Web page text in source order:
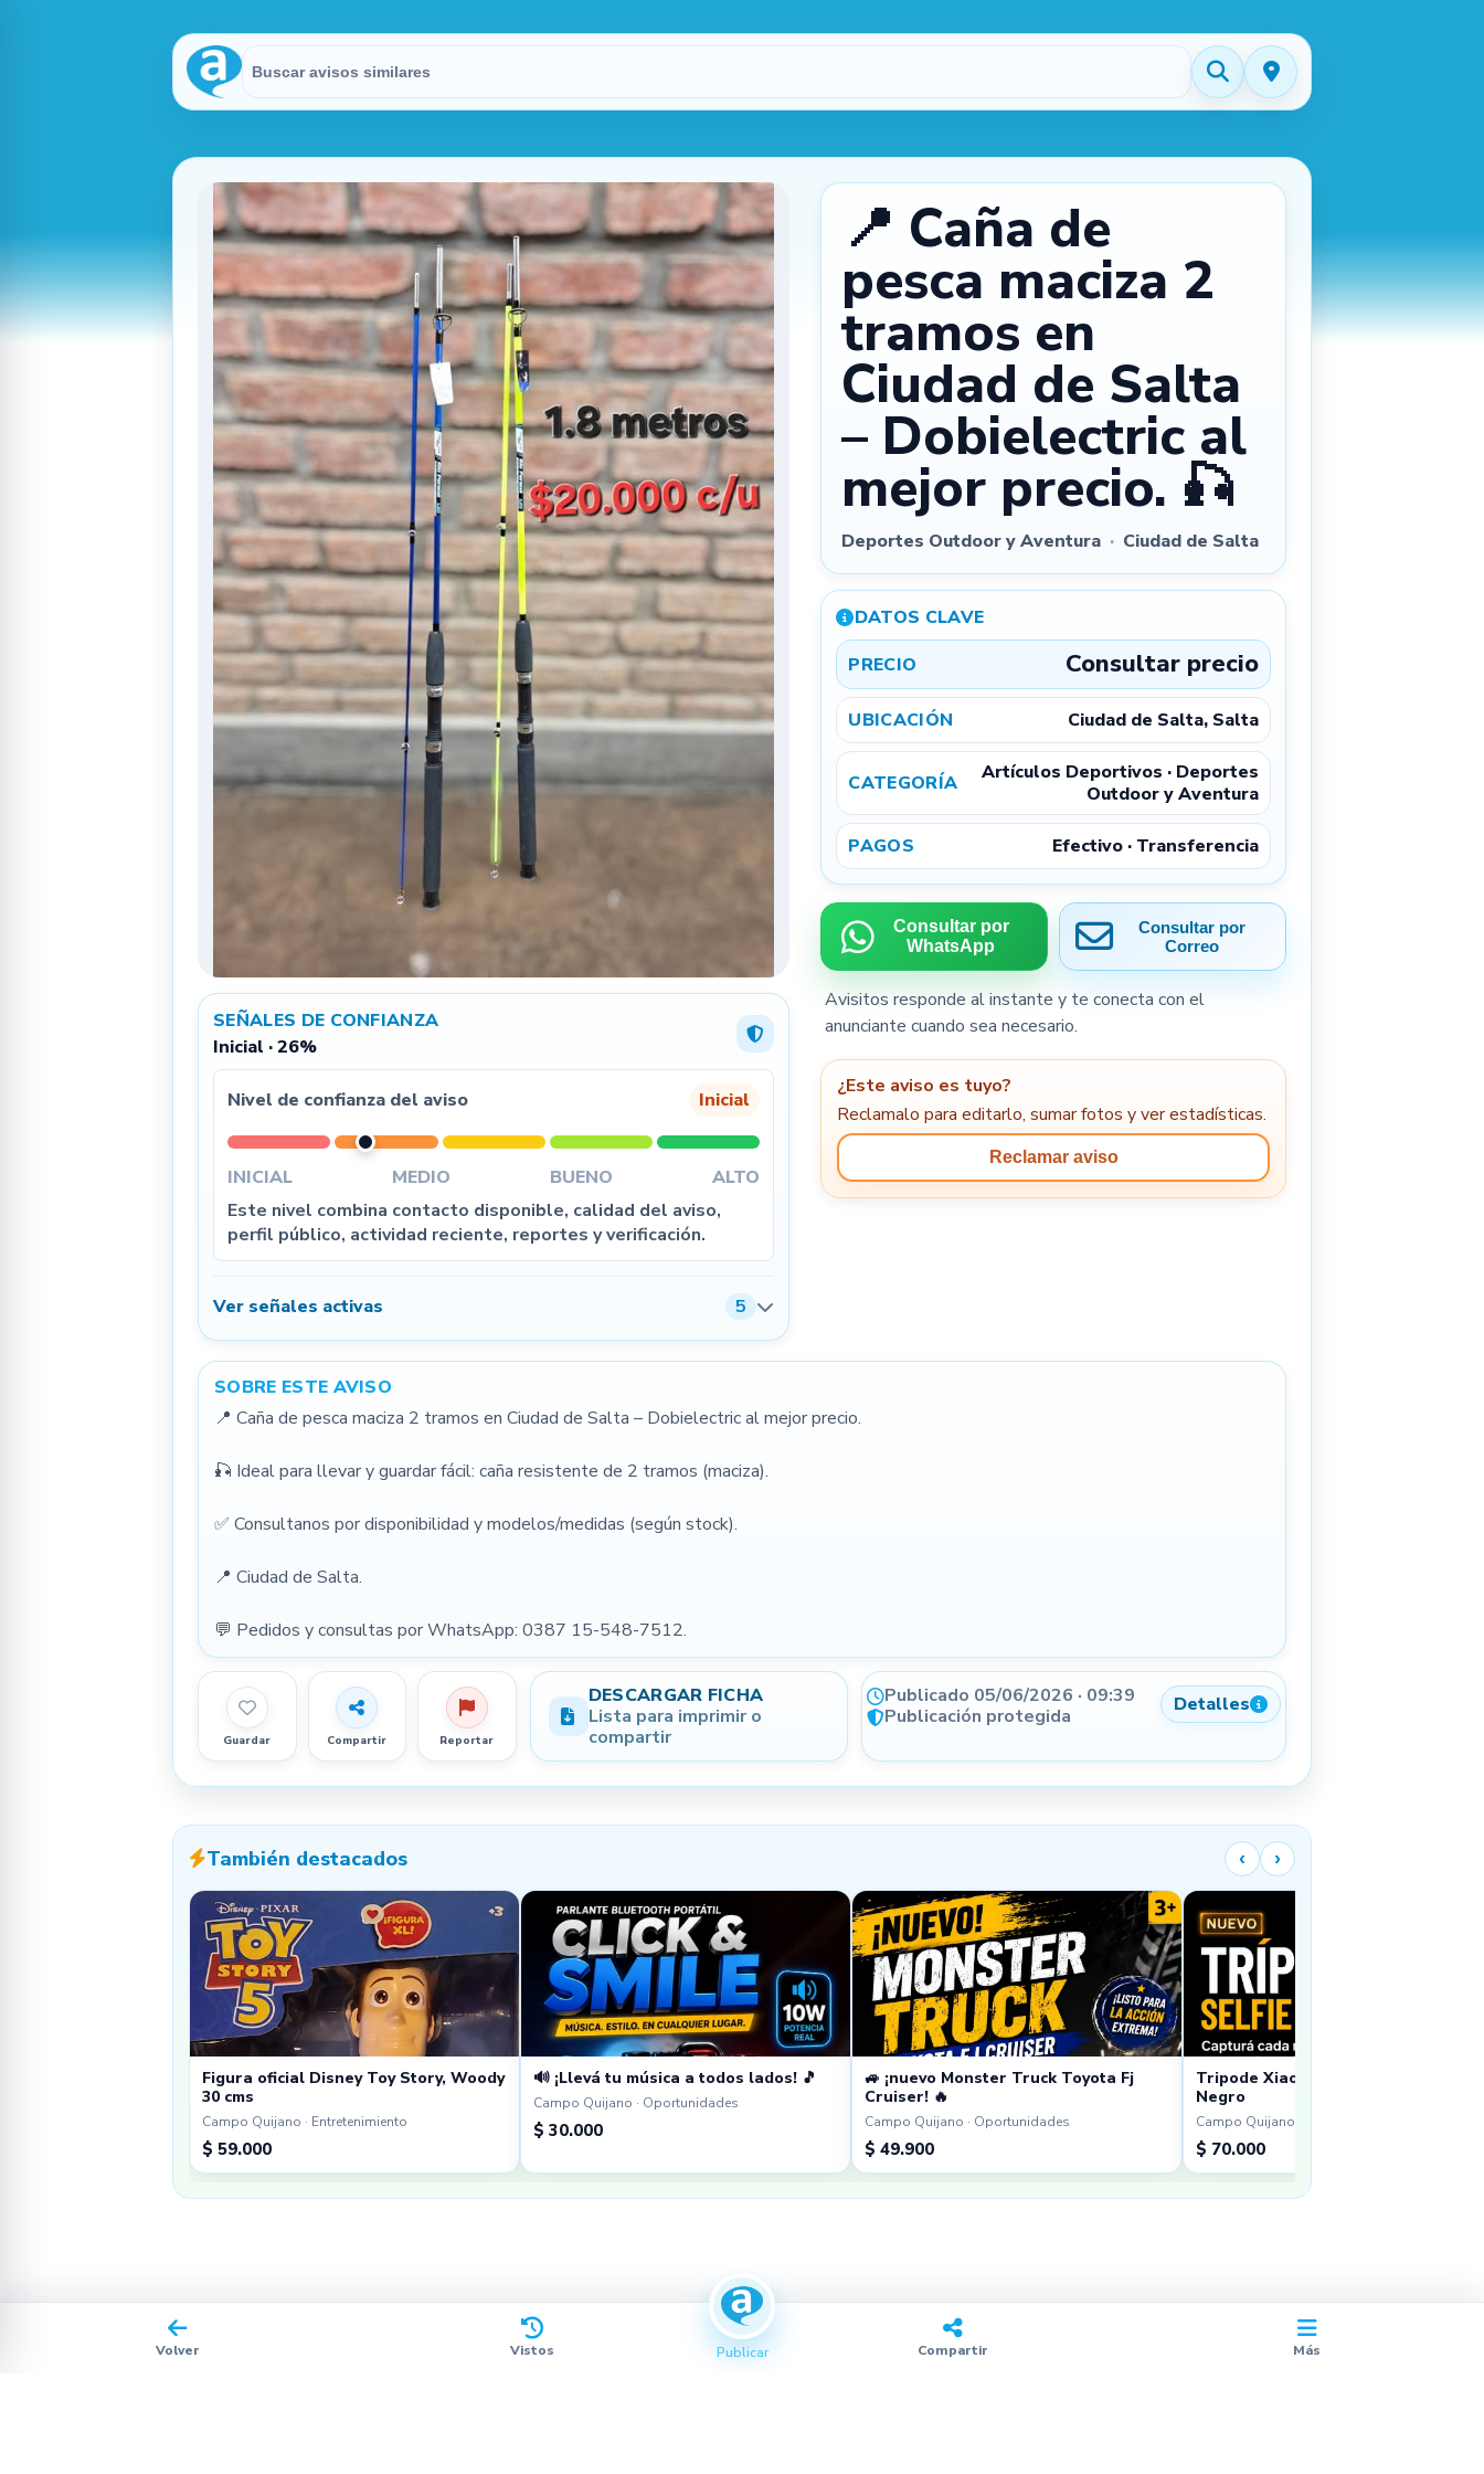
Buscar en Avisitos
SEÑALES DE CONFIANZA
Inicial · 26%
Nivel de confianza del aviso Inicial
INICIAL MEDIO BUENO
ALTO
Este nivel combina contacto disponible, calidad del aviso,
perfil público, actividad reciente, reportes y verificación.
Ver señales activas 5
📍 Caña de
pesca maciza 2
tramos en
Ciudad de Salta
– Dobielectric al
mejor precio. 🎣
Deportes Outdoor y Aventura · Ciudad de Salta
DATOS CLAVE
PRECIO
Consultar precio
UBICACIÓN Ciudad de Salta, Salta
CATEGORÍA
Artículos Deportivos · Deportes
Outdoor y Aventura
PAGOS Efectivo · Transferencia
Consultar por
WhatsApp
Consultar por
Correo
Avisitos responde al instante y te conecta con el
anunciante cuando sea necesario.
¿Este aviso es tuyo?
Reclamalo para editarlo, sumar fotos y ver estadísticas.
Reclamar aviso
SOBRE ESTE AVISO
📍 Caña de pesca maciza 2 tramos en Ciudad de Salta – Dobielectric al mejor precio.
🎣 Ideal para llevar y guardar fácil: caña resistente de 2 tramos (maciza).
✅ Consultanos por disponibilidad y modelos/medidas (según stock).
📍 Ciudad de Salta.
💬 Pedidos y consultas por WhatsApp: 0387 15-548-7512.
Guardar Compartir Reportar
DESCARGAR FICHA
Lista para imprimir o
compartir
Publicado 05/06/2026 · 09:39
Publicación protegida
Detalles
También destacados ‹ ›
Figura oficial Disney Toy Story, Woody
30 cms
Campo Quijano · Entretenimiento
$ 59.000
🔊 ¡Llevá tu música a todos lados! 🎵
Campo Quijano · Oportunidades
$ 30.000
🚙 ¡nuevo Monster Truck Toyota Fj
Cruiser! 🔥
Campo Quijano · Oportunidades
$ 49.900
Tripode Xiaomi Sefie Stick Tripod
Negro
Campo Quijano · Oportunidades
$ 70.000
Volver Vistos Publicar Compartir Más
Procesando…
2 máx. 3
Cámara
Quitar todas
Podés arrastrar las fotos
para cambiar el orden. La primera será la
imagen principal.
3
Referencial
Mostramos tu aviso por provincia y localidad para que
te encuentren cerca, sin exponer una dirección exacta.
Forma de pago opcional
Generá más confianza en tus
Email verificado
Perfil completo
WhatsApp registrado
Localidad informada